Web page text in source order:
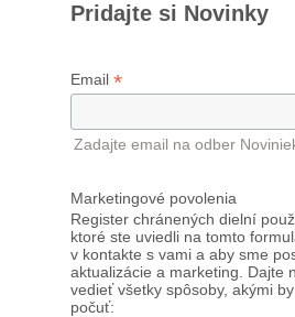
Pridajte si Novinky
Email *
Zadajte email na odber
Marketingové povolenia
Register chránených dielní
ktoré ste uviedli na tomto
v kontakte s vami a aby sme
aktualizácie a marketing. Dajte
vedieť všetky spôsoby, akými
počuť: